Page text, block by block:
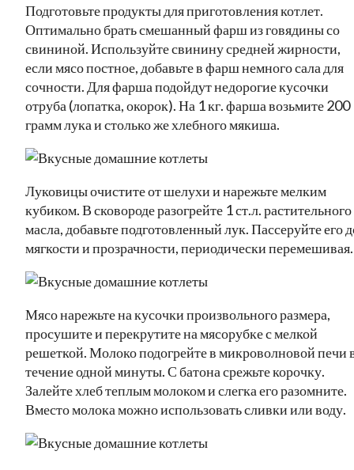
Подготовьте продукты для приготовления котлет.
Оптимально брать смешанный фарш из говядины со
свининой. Используйте свинину средней жирности,
если мясо постное, добавьте в фарш немного сала для
сочности. Для фарша подойдут недорогие кусочки
отруба (лопатка, окорок). На 1 кг. фарша возьмите 200
грамм лука и столько же хлебного мякиша.
Луковицы очистите от шелухи и нарежьте мелким
кубиком. В сковороде разогрейте 1 ст.л. растительного
масла, добавьте подготовленный лук. Пассеруйте его
мягкости и прозрачности, периодически перемешивая.
Мясо нарежьте на кусочки произвольного размера,
просушите и перекрутите на мясорубке с мелкой
решеткой. Молоко подогрейте в микроволновой печи
течение одной минуты. С батона срежьте корочку.
Залейте хлеб теплым молоком и слегка его разомните.
Вместо молока можно использовать сливки или воду.